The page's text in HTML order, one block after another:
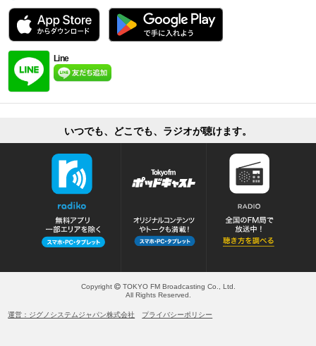
Line
いつでも、どこでも、ラジオが聴けます。
Copyright
TOKYO FM Broadcasting Co., Ltd.
All Rights Reserved.
運営：ジグノシステムジャパン株式会社 プライバシーポリシー